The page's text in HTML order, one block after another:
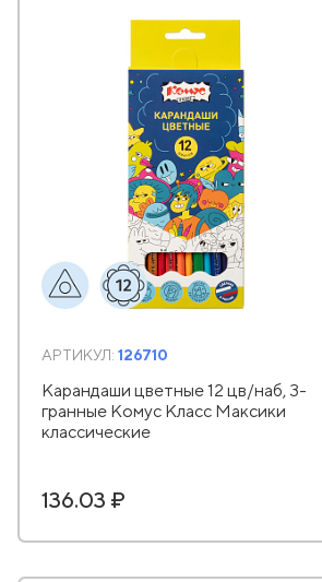
АРТИКУЛ: 126710
Карандаши цветные 12 цв/наб, 3-
гранные Комус Класс Максики
классические
136.03 ₽